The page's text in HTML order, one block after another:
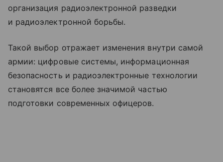
организация радиоэлектронной разведки
и радиоэлектронной борьбы.
Такой выбор отражает изменения внутри самой
армии: цифровые системы, информационная
безопасность и радиоэлектронные технологии
становятся все более значимой частью
подготовки современных офицеров.